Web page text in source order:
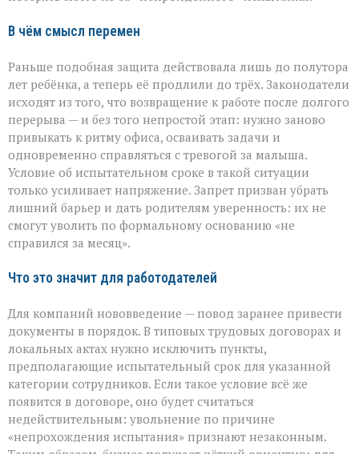
В чём смысл перемен
Раньше подобная защита действовала лишь до полутора
лет ребёнка, а теперь её продлили до трёх. Законодатели
исходят из того, что возвращение к работе после долгого
перерыва — и без того непростой этап: нужно заново
привыкать к ритму офиса, осваивать задачи и
одновременно справляться с тревогой за малыша.
Условие об испытательном сроке в такой ситуации
только усиливает напряжение. Запрет призван убрать
лишний барьер и дать родителям уверенность: их не
смогут уволить по формальному основанию «не
справился за месяц».
Что это значит для работодателей
Для компаний нововведение — повод заранее привести
документы в порядок. В типовых трудовых договорах и
локальных актах нужно исключить пункты,
предполагающие испытательный срок для указанной
категории сотрудников. Если такое условие всё же
появится в договоре, оно будет считаться
недействительным: увольнение по причине
«непрохождения испытания» признают незаконным.